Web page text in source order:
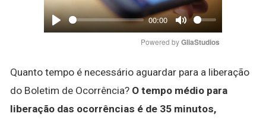
Play
00:00
Mute
Powered by GliaStudios
Quanto tempo é necessário aguardar para a liberação
do Boletim de Ocorrência? O tempo médio para
liberação das ocorrências é de 35 minutos,